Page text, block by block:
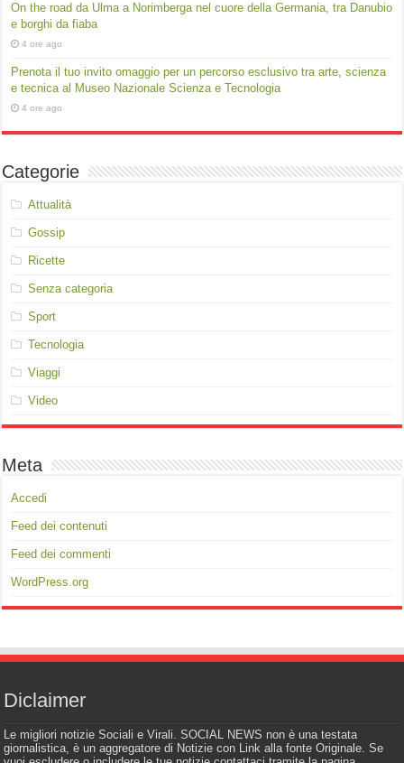
On the road da Ulma a Norimberga nel cuore della Germania, tra Danubio
e borghi da fiaba
4 ore ago
Prenota il tuo invito omaggio per un percorso esclusivo tra arte, scienza
e tecnica al Museo Nazionale Scienza e Tecnologia
4 ore ago
Categorie
Attualità
Gossip
Ricette
Senza categoria
Sport
Tecnologia
Viaggi
Video
Meta
Accedi
Feed dei contenuti
Feed dei commenti
WordPress.org
Diclaimer
Le migliori notizie Sociali e Virali. SOCIAL NEWS non è una testata
giornalistica, è un aggregatore di Notizie con Link alla fonte Originale. Se